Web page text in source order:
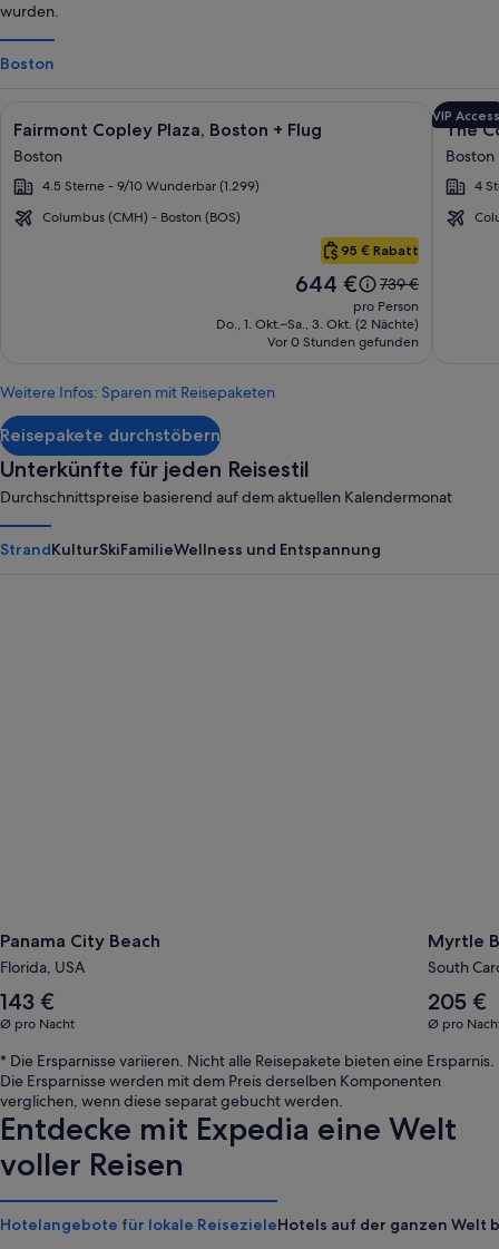
wurden.
Boston
für
Fairmont
Copley
Plaza,
Fairmont Copley Plaza, Boston + Flug
Boston
4.5 Sterne - 9/10 Wunderbar (1.299)
Columbus (CMH) - Boston (BOS)
95 € Rabatt
Der
beträgt
644 €.
644 €
Der
alte
Preis
war
739 €
pro Person
Do., 1. Okt.–Sa., 3. Okt. (2 Nächte)
Vor 0 Stunden gefunden
Durch Klicken erhältst du weitere Informationen zu Fairmont
für
The
Hotel
VIP Access
The
Boston
4
Durch
Reisepakete durchstöbern
Weitere Infos: Sparen mit Reisepaketen
Unterkünfte für jeden Reisestil
Durchschnittspreise basierend auf dem aktuellen Kalendermonat
StrandKulturSkiFamilieWellness und Entspannung
Panama City Beach
Florida, USA
Der
Durchschnittspreis
pro
Nacht
beträgt
143 €
143 €
Ø pro Nacht
Myrtle
South
Der
pro
Nacht
beträgt
205 €
Ø pro
* Die Ersparnisse variieren. Nicht alle Reisepakete bieten eine Ersparnis.
Die Ersparnisse werden mit dem Preis derselben Komponenten
verglichen, wenn diese separat gebucht werden.
Entdecke mit Expedia eine Welt
voller Reisen
Hotelangebote für lokale ReisezieleHotels auf der ganzen Welt